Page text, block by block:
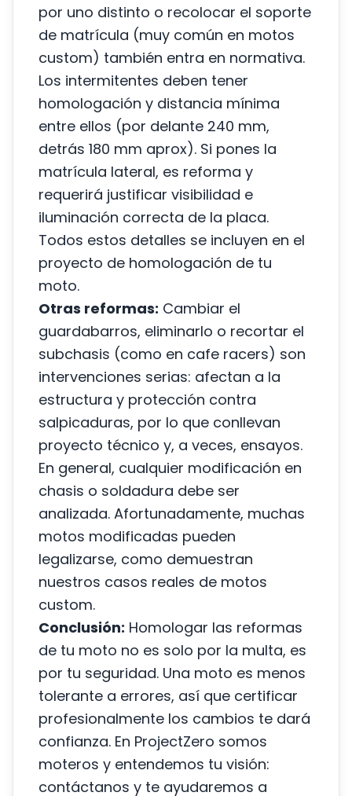
por uno distinto o recolocar el soporte
de matrícula (muy común en motos
custom) también entra en normativa.
Los intermitentes deben tener
homologación y distancia mínima
entre ellos (por delante 240 mm,
detrás 180 mm aprox). Si pones la
matrícula lateral, es reforma y
requerirá justificar visibilidad e
iluminación correcta de la placa.
Todos estos detalles se incluyen en el
proyecto de homologación de tu
moto.
Otras reformas: Cambiar el
guardabarros, eliminarlo o recortar el
subchasis (como en cafe racers) son
intervenciones serias: afectan a la
estructura y protección contra
salpicaduras, por lo que conllevan
proyecto técnico y, a veces, ensayos.
En general, cualquier modificación en
chasis o soldadura debe ser
analizada. Afortunadamente, muchas
motos modificadas pueden
legalizarse, como demuestran
nuestros casos reales de motos
custom.
Conclusión: Homologar las reformas
de tu moto no es solo por la multa, es
por tu seguridad. Una moto es menos
tolerante a errores, así que certificar
profesionalmente los cambios te dará
confianza. En ProjectZero somos
moteros y entendemos tu visión:
contáctanos y te ayudaremos a